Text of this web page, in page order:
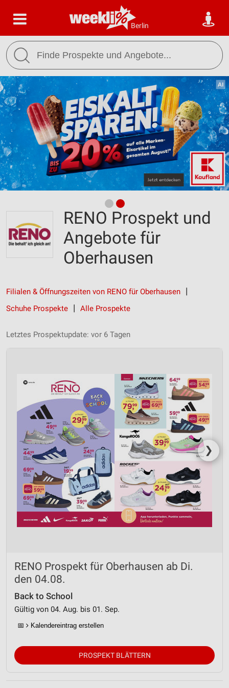
Berlin
RENO Prospekt und
Angebote für
Oberhausen
Filialen & Öffnungszeiten von RENO für Oberhausen
Schuhe Prospekte
Alle Prospekte
Letztes Prospektupdate: vor 6 Tagen
❯
RENO Prospekt für Oberhausen ab Di.
den 04.08.
Back to School
Gültig von 04. Aug. bis 01. Sep.
📅 Kalendereintrag erstellen
PROSPEKT BLÄTTERN